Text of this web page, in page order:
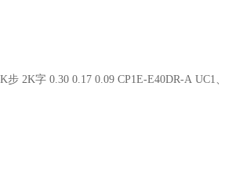
步 2K字 0.30 0.17 0.09 CP1E-E40DR-A UC1、